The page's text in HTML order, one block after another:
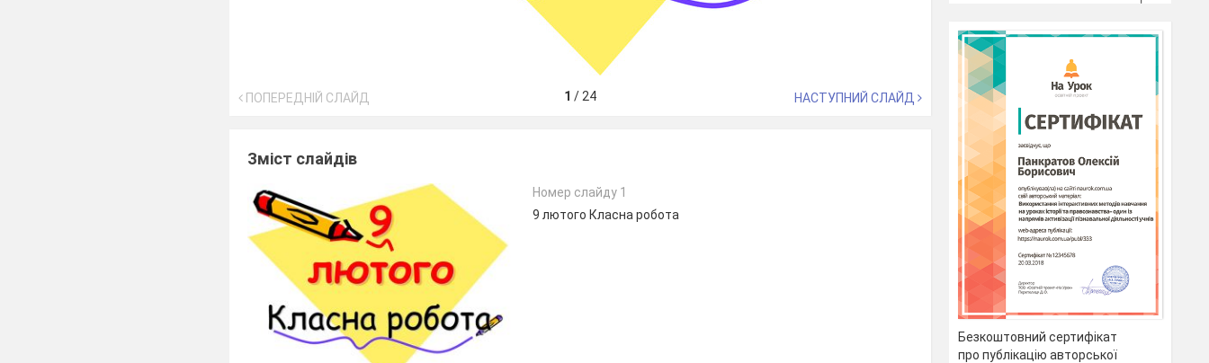
ПОПЕРЕДНІЙ СЛАЙД 1 / 24 НАСТУПНИЙ СЛАЙД
Зміст слайдів
Номер слайду 1
9 лютого Класна робота
Безкоштовний сертифікат
про публікацію авторської